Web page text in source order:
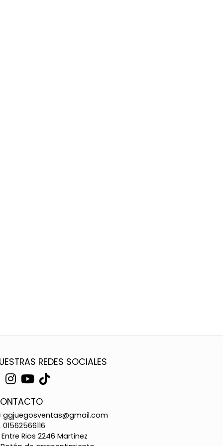
REDES SOCIALES
ggjuegosventas@gmail.com
01562566116
Entre Rios 2246 Martinez